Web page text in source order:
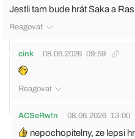
Jestli tam bude hrát Saka a
Reagovat
cink 08.06.2026 09:59
Reagovat
ACSeRw!n 08.06.2026 13:00
nepochopitelny, ze lepsi